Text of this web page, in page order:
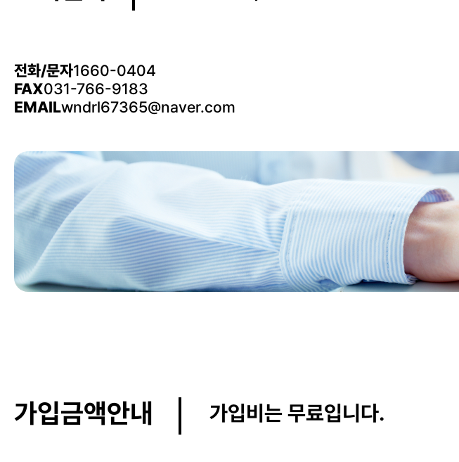
전화/문자1660-0404
FAX031-766-9183
EMAILwndrl67365@naver.com
가입금액안내 가입비는 무료입니다.